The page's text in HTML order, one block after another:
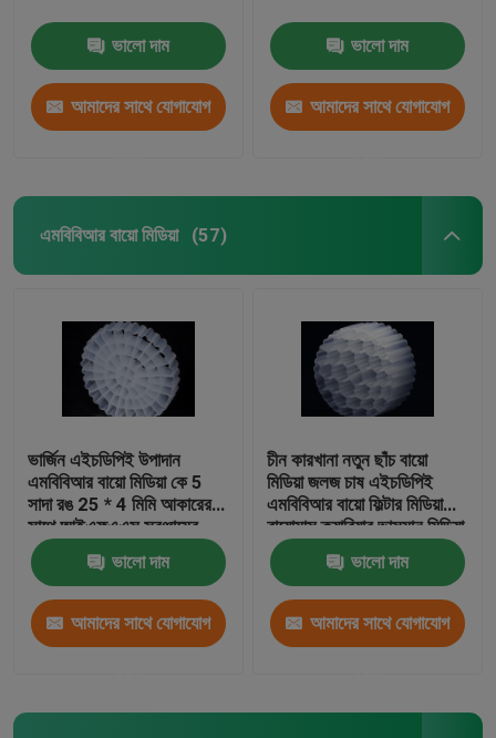
ভালো দাম
আমাদের সাথে যোগাযোগ
ভালো দাম
আমাদের সাথে যোগাযোগ
এমবিবিআর বায়ো মিডিয়া (57)
ভার্জিন এইচডিপিই উপাদান
এমবিবিআর বায়ো মিডিয়া কে 5
সাদা রঙ 25 * 4 মিমি আকারের
সাথে আইএফএএস সরঞ্জামের
জন্য
ভালো দাম
আমাদের সাথে যোগাযোগ
চীন কারখানা নতুন ছাঁচ বায়ো
মিডিয়া জলজ চাষ এইচডিপিই
এমবিবিআর বায়ো ফিল্টার মিডিয়া
বায়োমাস ক্যারিয়ার ভাসমান মিডিয়া
ভালো দাম
আমাদের সাথে যোগাযোগ